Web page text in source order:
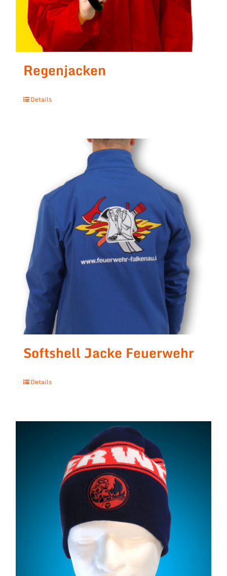
Regenjacken
Details
Softshell Jacke Feuerwehr
Details